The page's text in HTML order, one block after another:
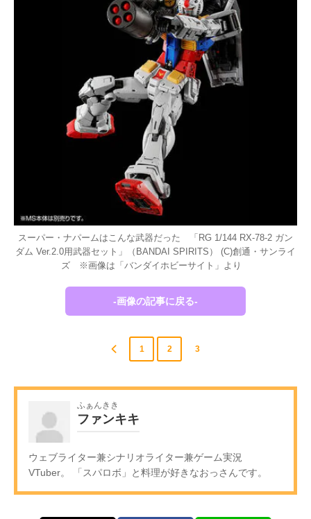
スーパー・ナパームはこんな武器だった 「RG 1/144 RX-78-2 ガン
ダム Ver.2.0用武器セット」（BANDAI SPIRITS） (C)創通・サンライ
ズ ※画像は「バンダイホビーサイト」より
-画像の記事に戻る-
1 2 3
ふぁんきき
ファンキキ
ウェブライター兼シナリオライター兼ゲーム実況
VTuber。 「スパロボ」と料理が好きなおっさんです。